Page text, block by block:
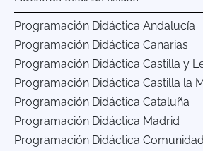
Programación Didáctica Andalucía
Programación Didáctica Canarias
Programación Didáctica Castilla y
Programación Didáctica Castilla la
Programación Didáctica Cataluña
Programación Didáctica Madrid
Programación Didáctica